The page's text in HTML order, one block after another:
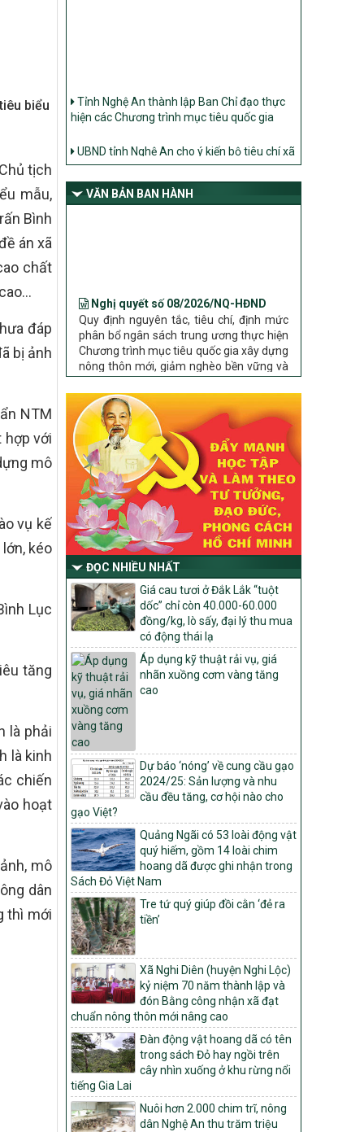
biểu
tịch
mẫu,
Bình
án xã
chất
đáp
bị ảnh
NTM
hợp với
mô
vụ kế
kéo
Lục
tăng
là phải
là kinh
chiến
hoạt
mô
dân
thì mới
hiện các Chương trình mục tiêu quốc gia
Nông thôn mới
Chỉ thị về đẩy mạnh thực hiện Chương trình
mục tiêu quốc gia xây dựng nông thôn mới,
tỉnh về tình hình thực hiện các Chương trình
mục tiêu quốc gia trên địa bàn
VĂN BẢN BAN HÀNH
Quy định nguyên tắc, tiêu chí, định mức
phân bổ ngân sách trung ương thực hiện
Chương trình mục tiêu quốc gia xây dựng
nông thôn mới, giảm nghèo bền vững và
phát triển kinh tế – xã hội vùng đồng bào
dân tộc thiểu số và miền núi giai đoạn
Chỉ Thị số 22-CT/TU
về đẩy mạnh thực hiện Chương trình mục
tiêu quốc gia xây dựng nông thôn mới,
giảm nghèo bền vững và phát triển kinh
tế – xã hội vùng đồng bào dân tộc thiểu
số và miền núi giai đoạn 2026 – 2030
trên địa bàn tỉnh Nghệ An
Quyết định số 2490/QĐ-UBND
Về việc thành lập Ban Chỉ đạo Chương
trình mục tiều quốc gia xây dựng nông
thôn mới, giảm nghèo bền vững và phát
triển kinh tế – xã hội vùng đồng bào dân
tộc thiểu số và miền núi giai đoạn 2026
-2030 tỉnh Nghệ An
Thông tư Số 23/2026/TT-BNNMT
Thông tư Hướng dẫn thực hiện một số
nội dung Chương trình mục tiêu quốc gia
xây dựng nông thôn mới, giảm nghèo
bền vững và phát triển kinh tế – xã hội
vùng đồng bào dân tộc thiểu số và miền
núi giai đoạn 2026-2030 thuộc phạm vi
quản lý nhà nước của Bộ Nông nghiệp và
Môi trường
Quyết định số: 26/2026/QĐ-TTg
Quyết định ban hành Bộ tiêu chí và quy
trình đánh giá, phân hạng sản phẩm Mỗi
xã một sản phẩm
số: 19/2026/QĐ-TTg
Quy định điều kiện, trình tự, thủ tục, hồ sơ
xét, công nhận, công bố và thu hồi quyết
định công nhận xã đạt chuẩn nông thôn
mới, xã đạt nông thôn mới hiện đại và
tỉnh, thành phố hoàn thành nhiệm vụ xây
dựng nông thôn mới giai đoạn 2026 –
2030
Quyết định số 16/2026/QĐ-TTg
Quy định nguyên tắc, tiêu chí, định mức
phân bổ ngân sách trung ương và tỉ lệ
vốn đối ứng ngân sách của địa phương
thực hiện Chương trình mục tiêu quốc gia
xây dựng nông thôn mới, giảm nghèo
bền vững và phát triển kinh tế – xã hội
vùng đồng bào dân tộc thiểu số và miền
núi giai đoạn 2026 – 2030
ĐỌC NHIỀU NHẤT
Giá cau tươi ở Đắk Lắk “tuột
dốc” chỉ còn 40.000-60.000
đồng/kg, lò sấy, đại lý thu mua
có động thái lạ
Áp dụng kỹ thuật rải vụ, giá
nhãn xuồng cơm vàng tăng
cao
Dự báo ‘nóng’ về cung cầu gạo
2024/25: Sản lượng và nhu
cầu đều tăng, cơ hội nào cho
gạo Việt?
Quảng Ngãi có 53 loài động vật
quý hiếm, gồm 14 loài chim
hoang dã được ghi nhận trong
Sách Đỏ Việt Nam
Tre tứ quý giúp đồi cằn ‘đẻ ra
tiền’
Xã Nghi Diên (huyện Nghi Lộc)
kỷ niệm 70 năm thành lập và
đón Bằng công nhận xã đạt
chuẩn nông thôn mới nâng cao
Đàn động vật hoang dã có tên
trong sách Đỏ hay ngồi trên
cây nhìn xuống ở khu rừng nổi
tiếng Gia Lai
Nuôi hơn 2.000 chim trĩ, nông
dân Nghệ An thu trăm triệu